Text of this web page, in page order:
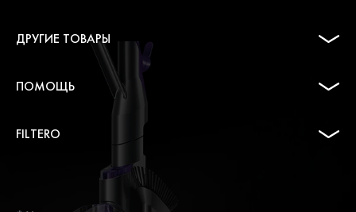
ДРУГИЕ ТОВАРЫ
ПОМОЩЬ
FILTERO